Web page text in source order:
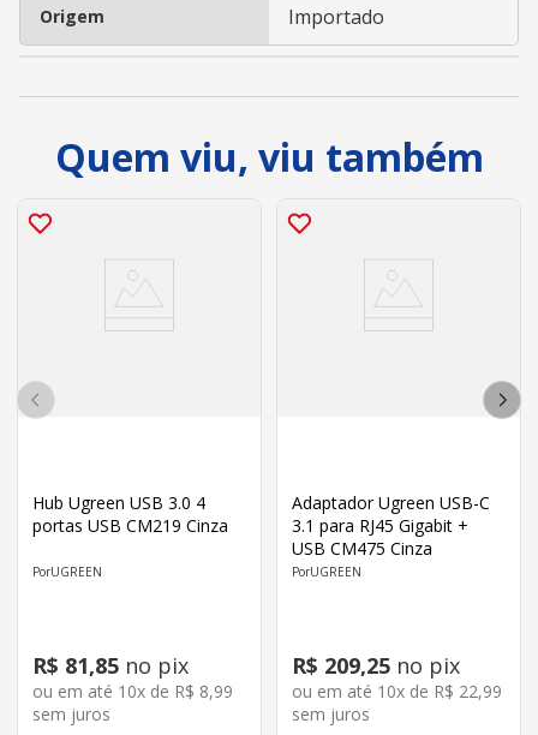
Origem Importado
Quem viu, viu também
Hub Ugreen USB 3.0 4
portas USB CM219 Cinza
UGREEN
R$ 81,85 no pix
ou em até 10x de R$ 8,99
sem juros
Adaptador Ugreen USB-C
3.1 para RJ45 Gigabit +
USB CM475 Cinza
UGREEN
R$ 209,25 no pix
ou em até 10x de R$ 22,99
sem juros